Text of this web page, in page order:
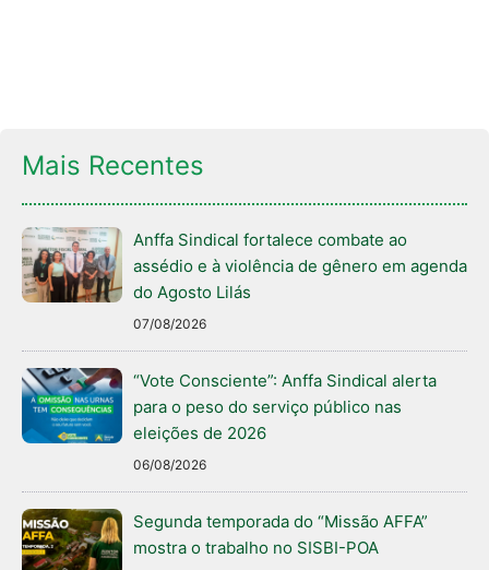
Mais Recentes
Anffa Sindical fortalece combate ao
assédio e à violência de gênero em agenda
do Agosto Lilás
07/08/2026
“Vote Consciente”: Anffa Sindical alerta
para o peso do serviço público nas
eleições de 2026
06/08/2026
Segunda temporada do “Missão AFFA”
mostra o trabalho no SISBI-POA